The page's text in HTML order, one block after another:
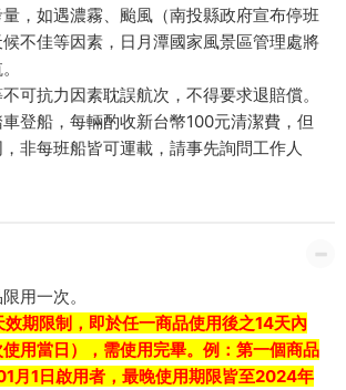
，如遇濃霧、颱風（南投縣政府宣布停班
不佳等因素，日月潭國家風景區管理處將
可抗力因素耽誤航次，不得要求退賠償。
登船，每輛酌收新台幣100元清潔費，但
非每班船皆可運載，請事先詢問工作人
用一次。
效期限制，即於任一商品使用後之14天內
使用當日），需使用完畢。例：第一個商品
月1日啟用者，最晚使用期限皆至2024年